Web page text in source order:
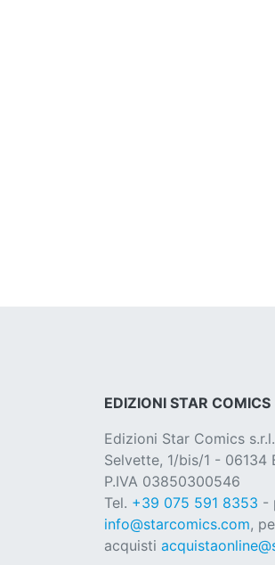
EDIZIONI STAR COMICS
Edizioni Star Comics
Selvette, 1/bis/1 - 06134
P.IVA 03850300546
Tel. +39 075 591 8353 -
info@starcomics.com,
acquisti